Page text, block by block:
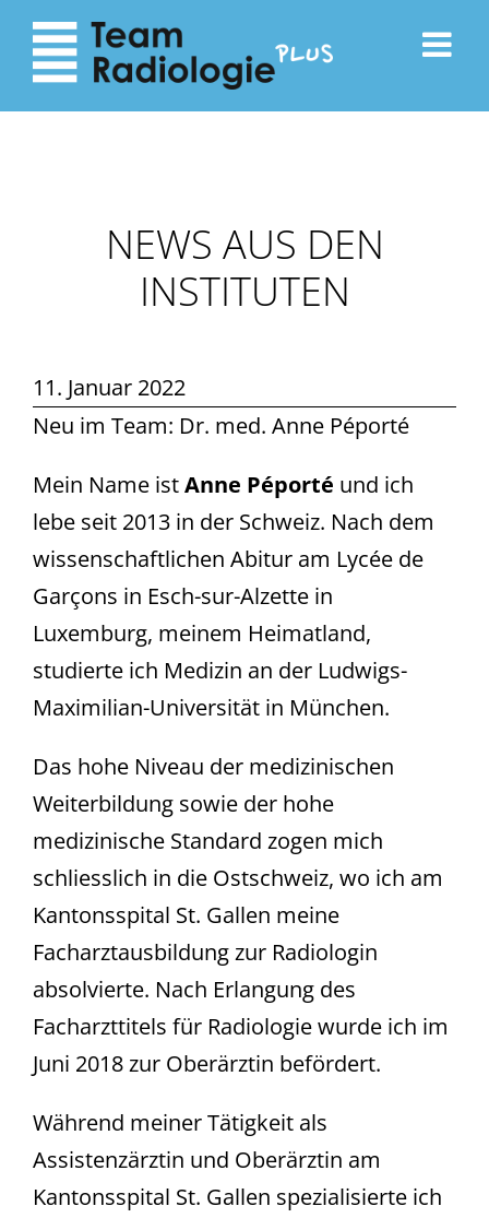
zum
Inhalt
Navigation
NEWS AUS DEN
INSTITUTEN
11. Januar 2022
Neu im Team: Dr. med. Anne Péporté
Mein Name istAnne Péporté und ich
lebe seit 2013 in der Schweiz. Nach dem
wissenschaftlichen Abitur am Lycée de
Garçons in Esch-sur-Alzette in
Luxemburg, meinem Heimatland,
studierte ich Medizin an der Ludwigs-
Maximilian-Universität in München.
Das hohe Niveau der medizinischen
Weiterbildung sowie der hohe
medizinische Standard zogen mich
schliesslich in die Ostschweiz, wo ich am
Kantonsspital St. Gallen meine
Facharztausbildung zur Radiologin
absolvierte. Nach Erlangung des
Facharzttitels für Radiologie wurde ich im
Juni 2018 zur Oberärztin befördert.
Während meiner Tätigkeit als
Assistenzärztin und Oberärztin am
Kantonsspital St. Gallen spezialisierte ich